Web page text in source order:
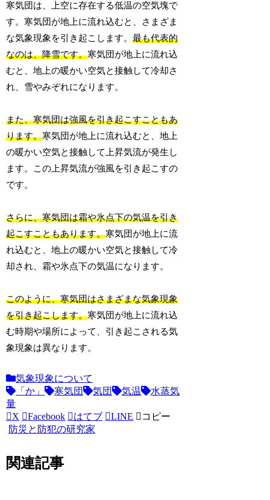
寒気団は、上空に存在する低温の空気塊で
す。寒気団が地上に流れ込むと、さまざま
な気象現象を引き起こします。最も代表的
なのは、降雪です。寒気団が地上に流れ込
むと、地上の暖かい空気と接触して冷却さ
れ、雪やみぞれになります。
また、寒気団は強風を引き起こすこともあ
ります。寒気団が地上に流れ込むと、地上
の暖かい空気と接触して上昇気流が発生し
ます。この上昇気流が強風を引き起こすの
です。
さらに、寒気団は霜や氷点下の気温を引き
起こすこともあります。寒気団が地上に流
れ込むと、地上の暖かい空気と接触して冷
却され、霜や氷点下の気温になります。
このように、寒気団はさまざまな気象現象
を引き起こします。寒気団が地上に流れ込
む時期や場所によって、引き起こされる気
象現象は異なります。
気象現象について
「か」
寒気団 気団 気温
水蒸気
量
X
Facebook はてブ LINE
コピー
防災と防犯の研究家
関連記事